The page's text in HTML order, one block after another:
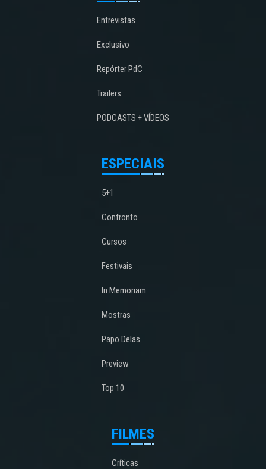
Entrevistas
Exclusivo
Repórter PdC
Trailers
PODCASTS + VÍDEOS
ESPECIAIS
5+1
Confronto
Cursos
Festivais
In Memoriam
Mostras
Papo Delas
Preview
Top 10
FILMES
Críticas